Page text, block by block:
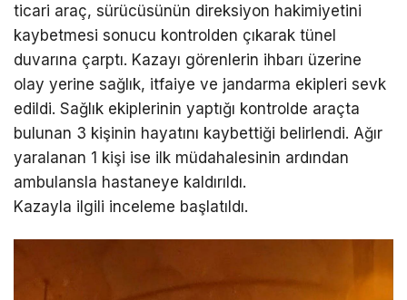
ticari araç, sürücüsünün direksiyon hakimiyetini
kaybetmesi sonucu kontrolden çıkarak tünel
duvarına çarptı. Kazayı görenlerin ihbarı üzerine
olay yerine sağlık, itfaiye ve jandarma ekipleri sevk
edildi. Sağlık ekiplerinin yaptığı kontrolde araçta
bulunan 3 kişinin hayatını kaybettiği belirlendi. Ağır
yaralanan 1 kişi ise ilk müdahalesinin ardından
ambulansla hastaneye kaldırıldı.
Kazayla ilgili inceleme başlatıldı.